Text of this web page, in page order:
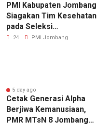
PMI Kabupaten Jombang
Siagakan Tim Kesehatan
pada Seleksi
PASKIBRAKA 2026
24 PMI Jombang
5 day ago
Cetak Generasi Alpha
Berjiwa Kemanusiaan,
PMR MTsN 8 Jombang